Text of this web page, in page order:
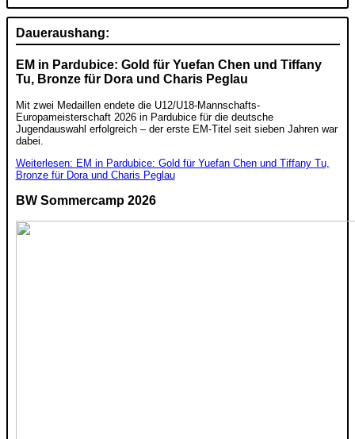
Daueraushang:
EM in Pardubice: Gold für Yuefan Chen und Tiffany
Tu, Bronze für Dora und Charis Peglau
Mit zwei Medaillen endete die U12/U18-Mannschafts-
Europameisterschaft 2026 in Pardubice für die deutsche
Jugendauswahl erfolgreich – der erste EM-Titel seit sieben Jahren war
dabei.
Weiterlesen: EM in Pardubice: Gold für Yuefan Chen und Tiffany Tu,
Bronze für Dora und Charis Peglau
BW Sommercamp 2026